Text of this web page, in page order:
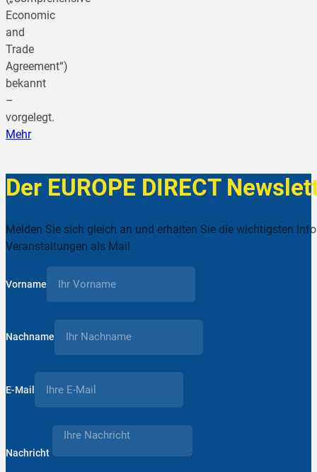
Economic
and
Trade
Agreement“)
bekannt
–
vorgelegt.
Mehr
Der EUROPE DIRECT
Melden Sie sich gleich an und erhalten Sie die wichtigsten
Veranstaltungen als Mail
Vorname
Nachname
E-Mail
Nachricht